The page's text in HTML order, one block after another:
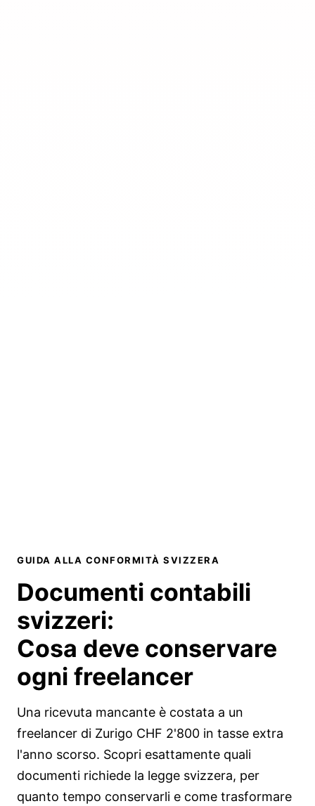
GUIDA ALLA CONFORMITÀ SVIZZERA
Documenti contabili
svizzeri:
Cosa deve conservare
ogni freelancer
Una ricevuta mancante è costata a un
freelancer di Zurigo CHF 2'800 in tasse extra
l'anno scorso. Scopri esattamente quali
documenti richiede la legge svizzera, per
quanto tempo conservarli e come trasformare